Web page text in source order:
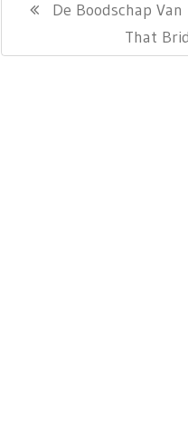
navigatie
Previous
De Boodschap Van
That